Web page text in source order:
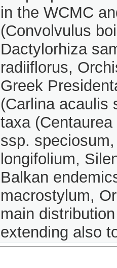
in the WCMC
(Convolvulus
Dactylorhiza
radiiflorus,
Greek
(Carlina acaulis
taxa
ssp.
longifolium,
Balkan
macrostylum,
main
extending also